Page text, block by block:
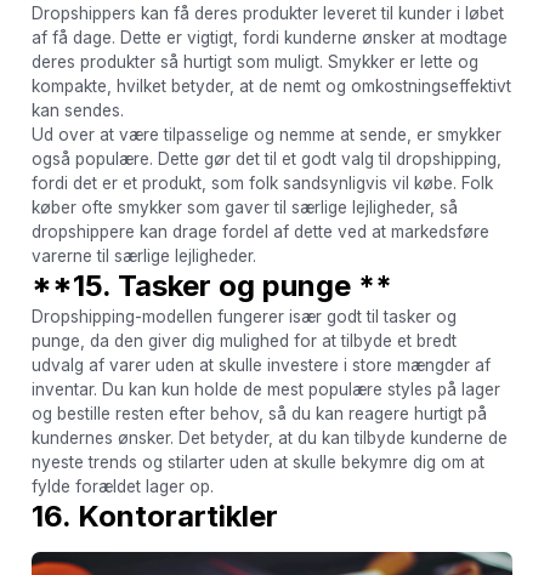
Dropshippers kan få deres produkter leveret til kunder i løbet
af få dage. Dette er vigtigt, fordi kunderne ønsker at modtage
deres produkter så hurtigt som muligt. Smykker er lette og
kompakte, hvilket betyder, at de nemt og omkostningseffektivt
kan sendes.
Ud over at være tilpasselige og nemme at sende, er smykker
også populære. Dette gør det til et godt valg til dropshipping,
fordi det er et produkt, som folk sandsynligvis vil købe. Folk
køber ofte smykker som gaver til særlige lejligheder, så
dropshippere kan drage fordel af dette ved at markedsføre
varerne til særlige lejligheder.
**15. Tasker og punge **
Dropshipping-modellen fungerer især godt til tasker og
punge, da den giver dig mulighed for at tilbyde et bredt
udvalg af varer uden at skulle investere i store mængder af
inventar. Du kan kun holde de mest populære styles på lager
og bestille resten efter behov, så du kan reagere hurtigt på
kundernes ønsker. Det betyder, at du kan tilbyde kunderne de
nyeste trends og stilarter uden at skulle bekymre dig om at
fylde forældet lager op.
16. Kontorartikler